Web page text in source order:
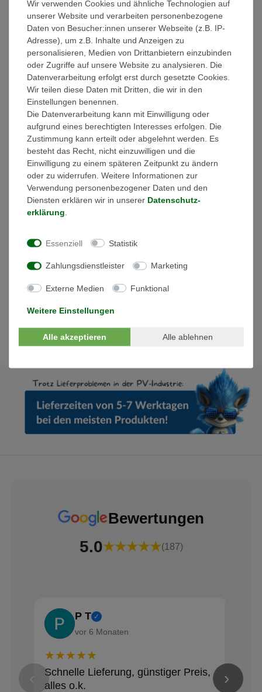
enwitec liefert die einzige am Markt verfügbare Lösung, welche
offiziell von SMA im Planungsleitfaden gelistet ist. Die
Netzumschaltbox trennt bei Netzausfall die angeschlossene PV-
Anlage und die Verbraucherverteilung sicher vom öffentlichen
Stromnetz und stellt dem Kunden gleichzeitig eine
Ersatzstromversorgung zur Verfügung. Durch die anschlussfertige
und vorgeprüfte Lösung von enwitec entfallen für Installateure der
aufwändige und kostenintensive Selbstbau der
Umschalteinrichtung sowie die eigene
Gewährleistungsübernahme.
Anwendung:
Ersatzstrom – SMA „Flexible Storage System“
Batterie-Wechselrichter:
Sunny Island 4.4M-12 ab Firmware-Version 1.00.xx.R
(=1 x Sunny Island)
Für weiterführende technische Infos laden Sie bitte das Datenblatt
Bewertungen
5.0★★★★★(187)
P T ✓
vor 6 Monaten
★★★★★
Schnelle Lieferung, günstiger Preis,
alles o.k.
›
Wir verwenden Cookies und ähnliche Technologien auf
unserer Website und verarbeiten personenbezogene
Daten von Besucher:innen unserer Webseite (z.B. IP-
Adresse), um z.B. Inhalte und Anzeigen zu
personalisieren, Medien von Drittanbietern einzubinden
oder Zugriffe auf unsere Website zu analysieren. Die
Datenverarbeitung erfolgt erst durch gesetzte Cookies.
Wir teilen diese Daten mit Dritten, die wir in den
Einstellungen benennen.
Die Datenverarbeitung kann mit Einwilligung oder
aufgrund eines berechtigten Interesses erfolgen. Die
Zustimmung kann erteilt oder abgelehnt werden. Es
besteht das Recht, nicht einzuwilligen und die
Einwilligung zu einem späteren Zeitpunkt zu ändern
oder zu widerrufen. Weitere Informationen zur
Verwendung personenbezogener Daten und den
Diensten erklären wir in unserer Daten­schutz­
erklärung
Essenziell Statistik
Zahlungsdienstleister Marketing
Externe Medien Funktional
Weitere Einstellungen
Alle akzeptieren Alle ablehnen